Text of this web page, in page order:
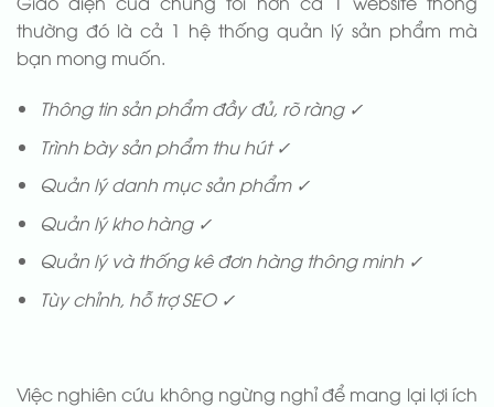
thường đó là cả 1 hệ thống quản lý sản phẩm mà
bạn mong muốn.
Thông tin sản phẩm đầy đủ, rõ ràng ✓
Trình bày sản phẩm thu hút ✓
Quản lý danh mục sản phẩm ✓
Quản lý kho hàng ✓
Quản lý và thống kê đơn hàng thông minh ✓
Tùy chỉnh, hỗ trợ SEO ✓
Việc nghiên cứu không ngừng nghỉ để mang lại lợi ích